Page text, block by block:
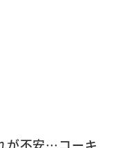
が不安…コーキ